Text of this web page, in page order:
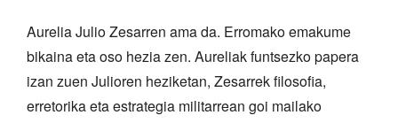
Aurelia Julio Zesarren ama da. Erromako emakume
bikaina eta oso hezia zen. Aureliak funtsezko papera
izan zuen Julioren heziketan, Zesarrek filosofia,
erretorika eta estrategia militarrean goi mailako